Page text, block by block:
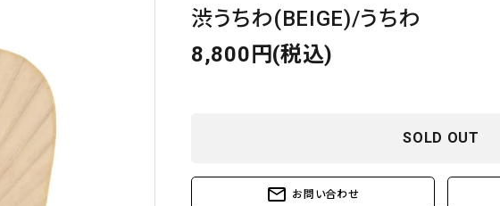
渋うちわ(BEIGE)/うちわ
8,800円(税込)
SOLD OUT
mail_outline お問い合わせ